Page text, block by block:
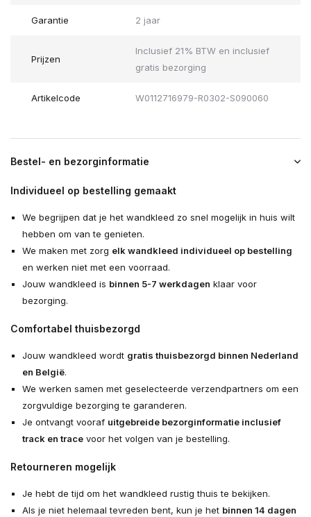
Garantie 2 jaar
Prijzen
Inclusief 21% BTW en inclusief
gratis bezorging
Artikelcode W0112716979-R0302-S090060
Bestel- en bezorginformatie
Individueel op bestelling gemaakt
We begrijpen dat je het wandkleed zo snel mogelijk in huis wilt
hebben om van te genieten.
We maken met zorg elk wandkleed individueel op bestelling
en werken niet met een voorraad.
Jouw wandkleed is binnen 5-7 werkdagen klaar voor
bezorging.
Comfortabel thuisbezorgd
Jouw wandkleed wordt gratis thuisbezorgd binnen Nederland
en België.
We werken samen met geselecteerde verzendpartners om een
zorgvuldige bezorging te garanderen.
Je ontvangt vooraf uitgebreide bezorginformatie inclusief
track en tracevoor het volgen van je bestelling.
Retourneren mogelijk
Je hebt de tijd om het wandkleed rustig thuis te bekijken.
Als je niet helemaal tevreden bent, kun je het binnen 14 dagen